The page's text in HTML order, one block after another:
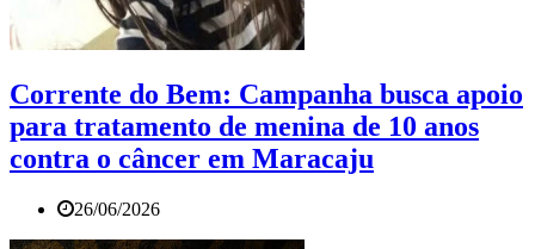
Corrente do Bem: Campanha busca apoio
para tratamento de menina de 10 anos
contra o câncer em Maracaju
26/06/2026